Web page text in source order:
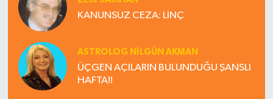
KANUNSUZ CEZA: LİNÇ
ASTROLOG NILGÜN AKMAN
ÜÇGEN AÇILARIN BULUNDUĞU ŞANSLI
HAFTA!!